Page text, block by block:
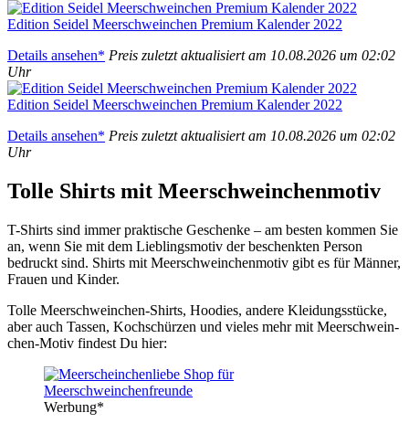
Edi­ti­on Sei­del Meer­schwein­chen Pre­mi­um Kalen­der 2022
Details anse­hen* Preis zuletzt aktua­li­siert am 10.08.2026 um 02:02
Uhr
Edi­ti­on Sei­del Meer­schwein­chen Pre­mi­um Kalen­der 2022
Details anse­hen* Preis zuletzt aktua­li­siert am 10.08.2026 um 02:02
Uhr
Tol­le Shirts mit Meer­schwein­chen­mo­tiv
T-Shirts sind immer prak­ti­sche Geschen­ke – am bes­ten kom­men Sie
an, wenn Sie mit dem Lieb­lings­mo­tiv der beschenk­ten Per­son
bedruckt sind. Shirts mit Meer­schwein­chen­mo­tiv gibt es für Män­ner,
Frau­en und Kin­der.
Tol­le Meer­schwein­chen-Shirts, Hoo­dies, ande­re Klei­dungs­stü­cke,
aber auch Tas­sen, Koch­schür­zen und vie­les mehr mit Meer­schwein­
chen-Motiv fin­dest Du hier:
Wer­bung*